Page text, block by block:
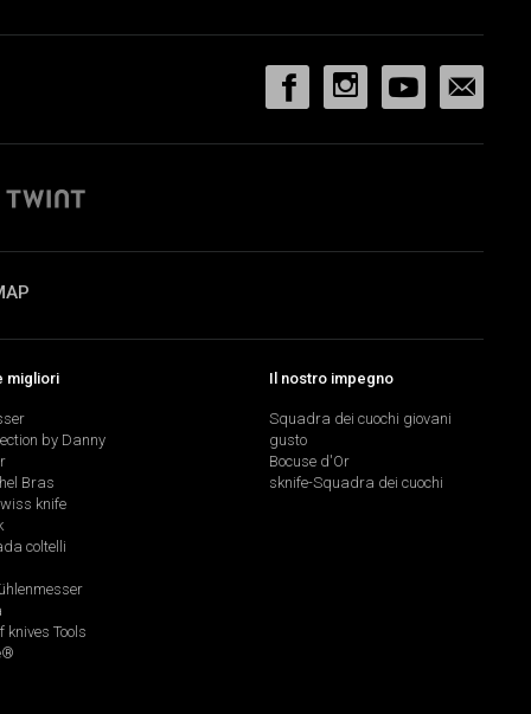
migliori
by Danny
Bras
knife
coltelli
knives Tools
Il nostro impegno
Squadra dei cuochi giovani
gusto
Bocuse d'Or
sknife-Squadra dei cuochi